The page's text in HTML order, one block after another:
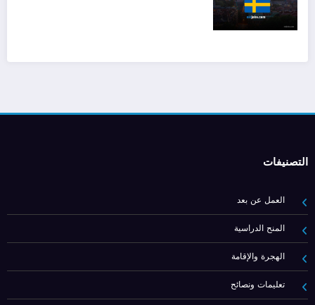
التصنيفات
العمل عن بعد
المنح الدراسية
الهجرة والإقامة
تعليمات ونصائح